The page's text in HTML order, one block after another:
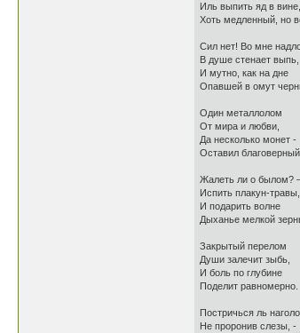
Иль выпить яд в вине,
Хоть медленный, но
Сил нет! Во мне
В душе стенает выпь,
И мутно, как на дне
Опавшей в омут
Один металлолом
От мира и любви,
Да несколько монет -
Оставил
Жалеть ли о былом?
Испить плакун-травы,
И подарить волне
Дыханье мелкой
Закрытый перелом
Души залечит зыбь,
И боль по глубине
Поделит равномерно.
Постричься ль наголо,
Не проронив слезы, -